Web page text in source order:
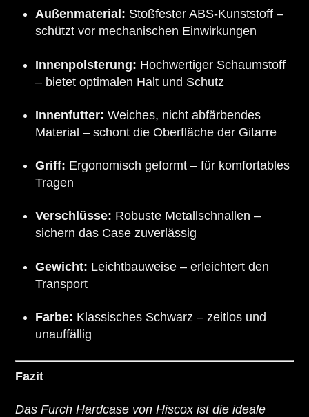
Außenmaterial: Stoßfester ABS-Kunststoff –
schützt vor mechanischen Einwirkungen
Innenpolsterung: Hochwertiger Schaumstoff
– bietet optimalen Halt und Schutz
Innenfutter: Weiches, nicht abfärbendes
Material – schont die Oberfläche der Gitarre
Griff: Ergonomisch geformt – für komfortables
Tragen
Verschlüsse: Robuste Metallschnallen –
sichern das Case zuverlässig
Gewicht: Leichtbauweise – erleichtert den
Transport
Farbe: Klassisches Schwarz – zeitlos und
unauffällig
Fazit
Das Furch Hardcase von Hiscox ist die ideale